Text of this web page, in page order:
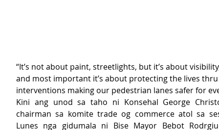
“It’s not about paint, streetlights, but it’s about
and most important it’s about protecting the lives
interventions making our pedestrian lanes safer for
Kini ang unod sa taho ni Konsehal George
chairman sa komite trade og commerce atol sa
Lunes nga gidumala ni Bise Mayor Bebot